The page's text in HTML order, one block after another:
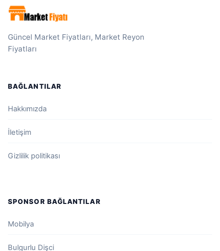
Güncel Market Fiyatları, Market Reyon
Fiyatları
BAĞLANTILAR
Hakkımızda
İletişim
Gizlilik politikası
SPONSOR BAĞLANTILAR
Mobilya
Bulgurlu Dişci